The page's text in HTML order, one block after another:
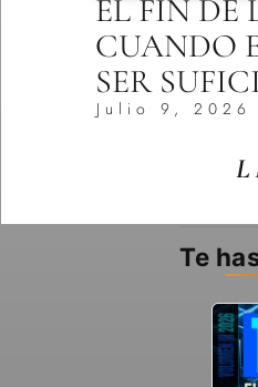
EL FIN DE
CUANDO
SER
Julio 9, 2026
Te